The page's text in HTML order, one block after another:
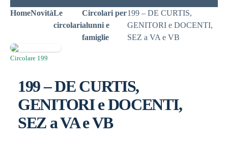
HomeNovitàLe
circolari
Circolari per
alunni e
famiglie
199 – DE CURTIS,
GENITORI e DOCENTI,
SEZ a VA e VB
Circolare 199
199 – DE CURTIS,
GENITORI e DOCENTI,
SEZ a VA e VB